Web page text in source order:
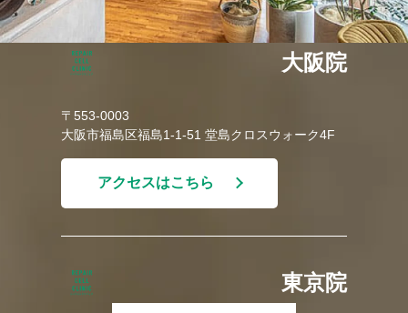
大阪院
〒553-0003
大阪市福島区福島1-1-51 堂島クロスウォーク4F
アクセスはこちら
東京院